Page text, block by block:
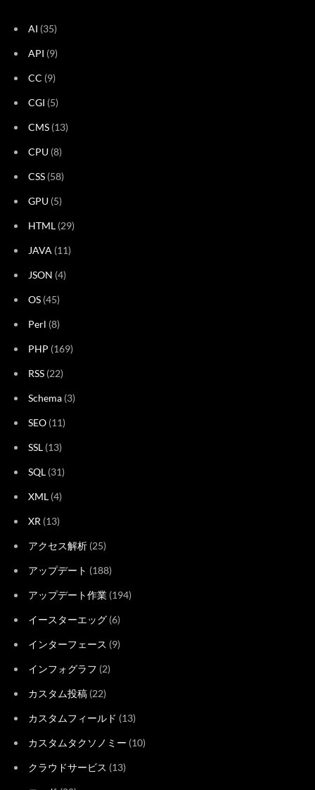
AI (35)
API (9)
CC (9)
CGI (5)
CMS (13)
CPU (8)
CSS (58)
GPU (5)
HTML (29)
JAVA (11)
JSON (4)
OS (45)
Perl (8)
PHP (169)
RSS (22)
Schema (3)
SEO (11)
SSL (13)
SQL (31)
XML (4)
XR (13)
アクセス解析 (25)
アップデート (188)
アップデート作業 (194)
イースターエッグ (6)
インターフェース (9)
インフォグラフ (2)
カスタム投稿 (22)
カスタムフィールド (13)
カスタムタクソノミー (10)
クラウドサービス (13)